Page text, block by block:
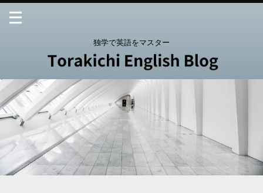
独学で英語をマスター